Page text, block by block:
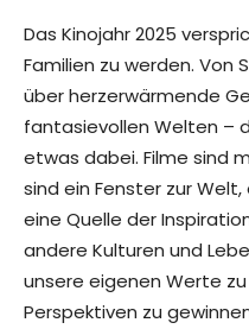
Das Kinojahr 2025
Familien zu werden. Von
über herzerwärmende
fantasievollen Welten –
etwas dabei. Filme sind
sind ein Fenster zur
eine Quelle der
andere Kulturen und
unsere eigenen Werte
Perspektiven zu